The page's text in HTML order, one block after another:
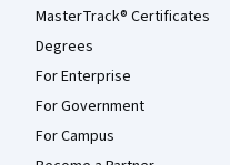
MasterTrack® Certificates
Degrees
For Enterprise
For Government
For Campus